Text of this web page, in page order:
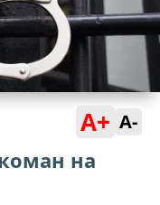
A+ A-
на